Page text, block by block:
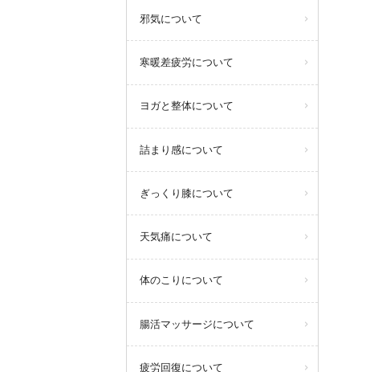
邪気について
寒暖差疲労について
ヨガと整体について
詰まり感について
ぎっくり膝について
天気痛について
体のこりについて
腸活マッサージについて
疲労回復について